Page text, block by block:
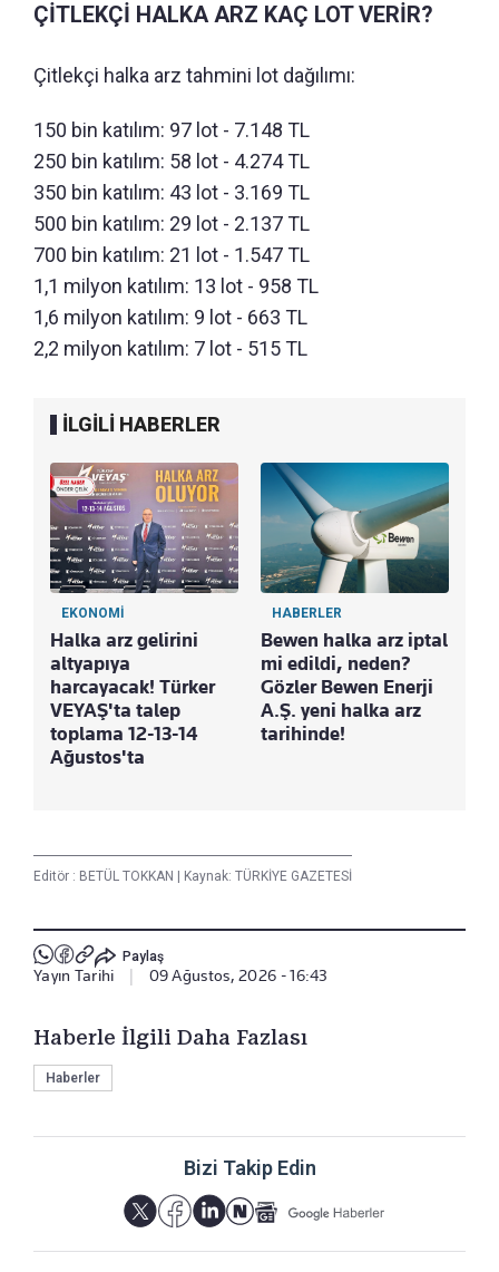
ÇİTLEKÇİ HALKA ARZ KAÇ LOT VERİR?
Çitlekçi halka arz tahmini lot dağılımı:
150 bin katılım: 97 lot - 7.148 TL
250 bin katılım: 58 lot - 4.274 TL
350 bin katılım: 43 lot - 3.169 TL
500 bin katılım: 29 lot - 2.137 TL
700 bin katılım: 21 lot - 1.547 TL
1,1 milyon katılım: 13 lot - 958 TL
1,6 milyon katılım: 9 lot - 663 TL
2,2 milyon katılım: 7 lot - 515 TL
İLGİLİ HABERLER
EKONOMİ
Halka arz gelirini
altyapıya
harcayacak! Türker
VEYAŞ'ta talep
toplama 12-13-14
Ağustos'ta
HABERLER
Bewen halka arz iptal
mi edildi, neden?
Gözler Bewen Enerji
A.Ş. yeni halka arz
tarihinde!
Editör : BETÜL TOKKAN Kaynak: TÜRKİYE GAZETESİ
Paylaş
Yayın Tarihi 09 Ağustos, 2026 - 16:43
Haberle İlgili Daha Fazlası
Haberler
Bizi Takip Edin